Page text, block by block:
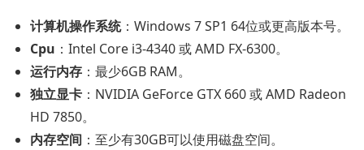
计算机操作系统：Windows 7 SP1 64位或更高版本号。
Cpu ：Intel Core i3-4340 或 AMD FX-6300。
运行内存 ：最少6GB RAM。
独立显卡 ：NVIDIA GeForce GTX 660 或 AMD Radeon
HD 7850。
内存空间 ：至少有30GB可以使用磁盘空间。